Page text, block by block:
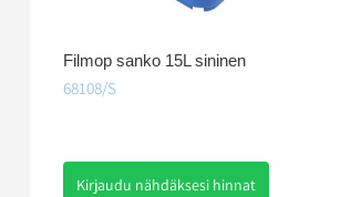
Filmop sanko 15L sininen
68108/S
Kirjaudu nähdäksesi hinnat